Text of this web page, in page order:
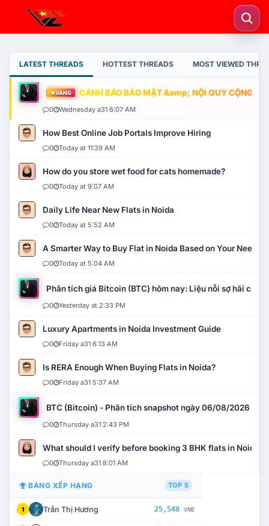
LATEST THREADS HOTTEST THREADS MOST VIEWED
VÀNG CẢNH BÁO BẢO MẬT &amp; NỘI QUY CỘNG
0 Wednesday a31 6:07 AM
How Best Online Job Portals Improve Hiring
0 Today at 11:39 AM
How do you store wet food for cats homemade?
0 Today at 9:07 AM
Daily Life Near New Flats in Noida
0 Today at 5:52 AM
A Smarter Way to Buy Flat in Noida Based on Your Needs
0 Today at 5:04 AM
Phân tích giá Bitcoin (BTC) hôm nay: Liệu nỗi sợ hãi có
0 Yesterday at 2:33 PM
Luxury Apartments in Noida Investment Guide
0 Friday a31 6:13 AM
Is RERA Enough When Buying Flats in Noida?
0 Friday a31 5:37 AM
BTC (Bitcoin) - Phân tích snapshot ngày 06/08/2026
0 Thursday a31 2:43 PM
What should I verify before booking 3 BHK flats in Noida?
0 Thursday a31 8:01 AM
BẢNG XẾP HẠNG TOP 5
1 Trần Thị Hương 25,548 VNĐ